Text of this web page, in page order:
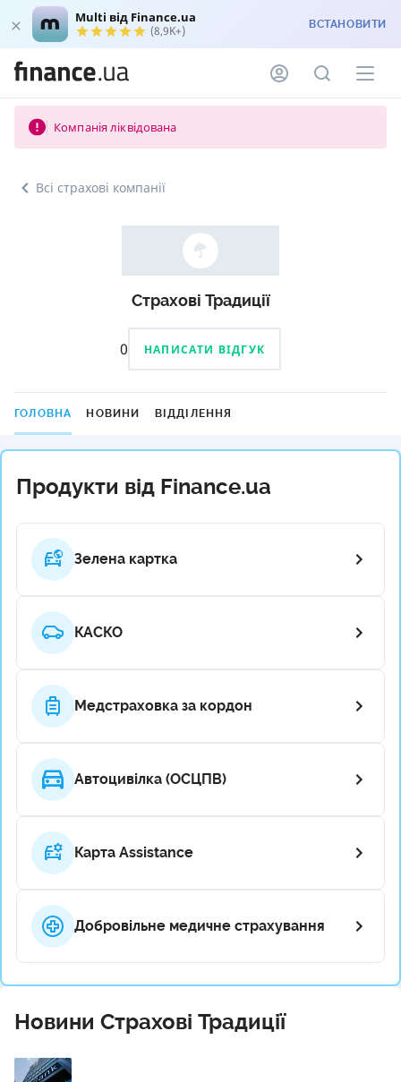
Multi від Finance.ua
(8,9K+) ВСТАНОВИТИ
Компанія ліквідована
Всі страхові компанії
Страхові Традиції
0 НАПИСАТИ ВІДГУК
ГОЛОВНА НОВИНИ ВІДДІЛЕННЯ
Продукти від Finance.ua
Зелена картка
КАСКО
Медстраховка за кордон
Автоцивілка (ОСЦПВ)
Карта Assistance
Добровільне медичне страхування
Новини Страхові Традиції